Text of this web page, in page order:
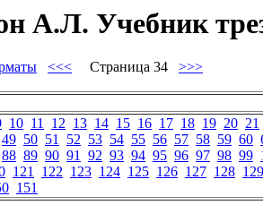
А.Л. Учебник
<<< Страница 34 >>>
10 11 12 13 14 15 16 17 18 19 20 21
49 50 51 52 53 54 55 56 57 58 59 60
88 89 90 91 92 93 94 95 96 97 98 99
121 122 123 124 125 126 127 128 129
151